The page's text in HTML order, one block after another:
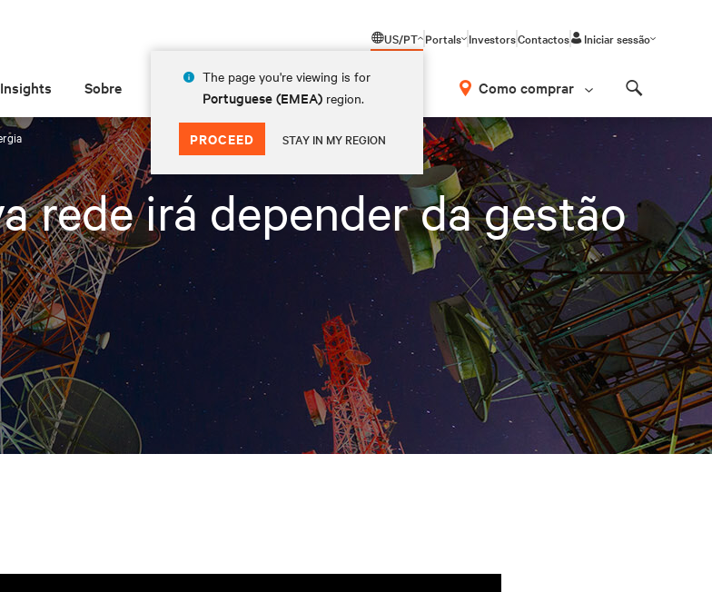
US/PT
The page you're viewing is for
Portuguese (EMEA) region.
PROCEED STAY IN MY REGION
Portals InvestorsContactos Iniciar sessão
Insights Sobre Como comprar
rede irá depender da gestão